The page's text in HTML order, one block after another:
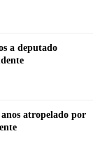
a deputado
atropelado por